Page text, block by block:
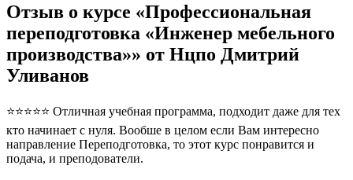
Отзыв о курсе «Профессиональная
переподготовка «Инженер мебельного
производства»» от Нцпо Дмитрий
Уливанов
⭐⭐⭐⭐⭐ Отличная учебная программа, подходит даже для тех
кто начинает с нуля. Вообше в целом если Вам интересно
направление Переподготовка, то этот курс понравится и
подача, и преподователи.